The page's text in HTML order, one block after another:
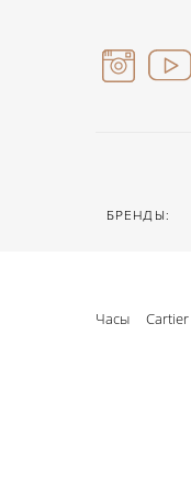
БРЕНДЫ:
Часы Cartier